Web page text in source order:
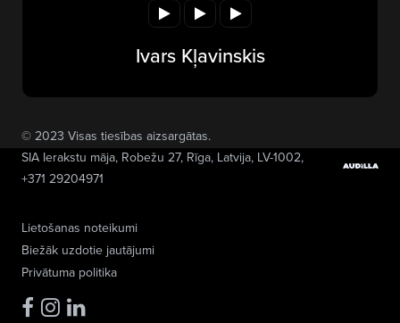
Ivars Kļavinskis
Lietošanas noteikumi
Biežāk uzdotie jautājumi
Privātuma politika
© 2023 Visas tiesības aizsargātas.
SIA Ierakstu māja, Robežu 27, Rīga, Latvija, LV-1002,
+371 29204971